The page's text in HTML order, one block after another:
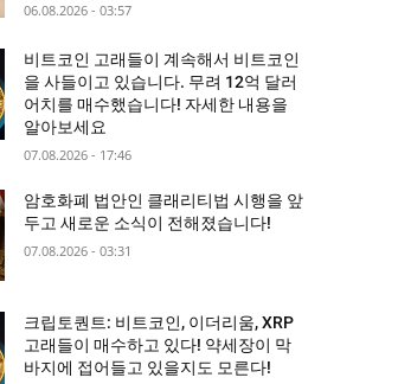
06.08.2026 - 03:57
비트코인 고래들이 계속해서 비트코인
을 사들이고 있습니다. 무려 12억 달러
어치를 매수했습니다! 자세한 내용을
알아보세요
07.08.2026 - 17:46
암호화폐 법안인 클래리티법 시행을 앞
두고 새로운 소식이 전해졌습니다!
07.08.2026 - 03:31
크립토퀀트: 비트코인, 이더리움, XRP
고래들이 매수하고 있다! 약세장이 막
바지에 접어들고 있을지도 모른다!